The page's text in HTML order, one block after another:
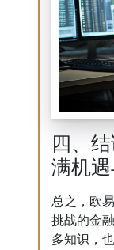
四、
满机
总之，欧
挑战的金
多知识，